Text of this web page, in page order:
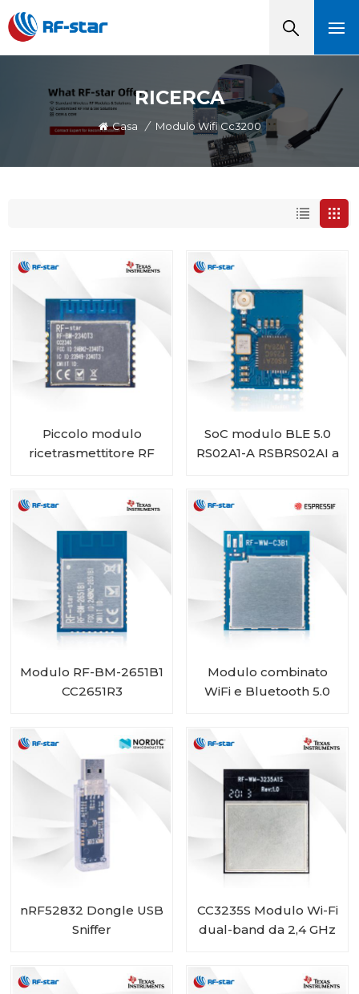
RICERCA
Casa / Modulo Wifi Cc3200
Piccolo modulo
ricetrasmettitore RF
compatibile con BLE
5.3
SoC modulo BLE 5.0
RS02A1-A RSBRS02AI a
Modulo RF-BM-2651B1
CC2651R3
Modulo combinato
WiFi e Bluetooth 5.0
RF-WM-ESP32B1
nRF52832 Dongle USB
Sniffer
CC3235S Modulo Wi-Fi
dual-band da 2,4 GHz